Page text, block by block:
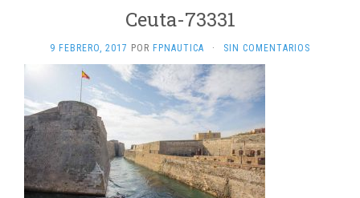
Ceuta-73331
9 FEBRERO, 2017 POR FPNAUTICA · SIN COMENTARIOS